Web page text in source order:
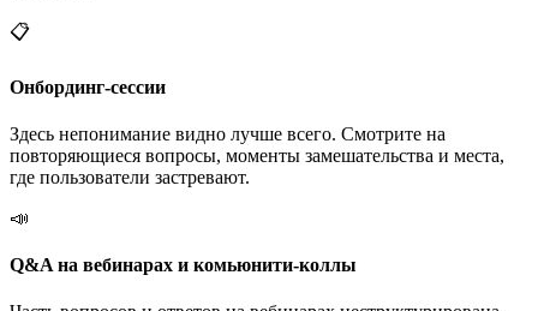
📋
Онбординг-сессии
Здесь непонимание видно лучше всего. Смотрите на
повторяющиеся вопросы, моменты замешательства и места,
где пользователи застревают.
📣
Q&A на вебинарах и комьюнити-коллы